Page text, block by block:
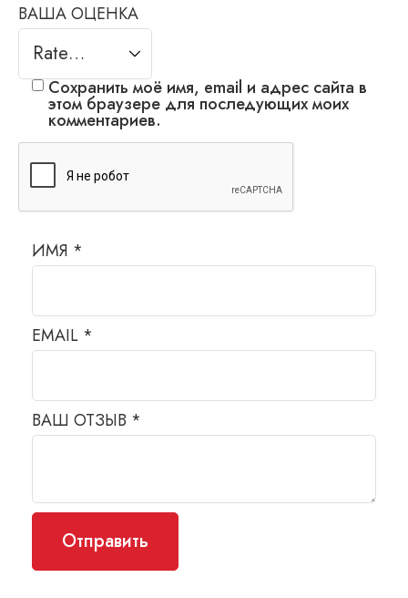
ВАША ОЦЕНКА
ВАШ ОТЗЫВ *
ИМЯ *
EMAIL *
Сохранить моё имя, email и адрес сайта в
этом браузере для последующих моих
комментариев.